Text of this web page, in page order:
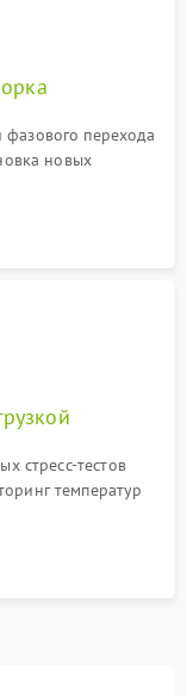
перехода
новых
память и цепи
подключение и
стресс-тестов
температур
на отсутствие
и зависаний.